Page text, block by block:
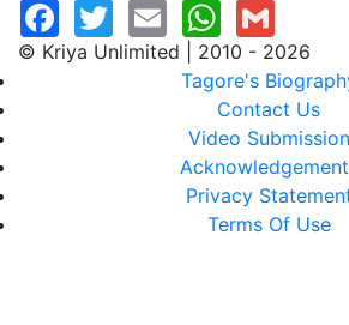
© Kriya Unlimited | 2010 - 2026
Tagore's
Contact Us
Video Submission
Privacy
Terms Of Use